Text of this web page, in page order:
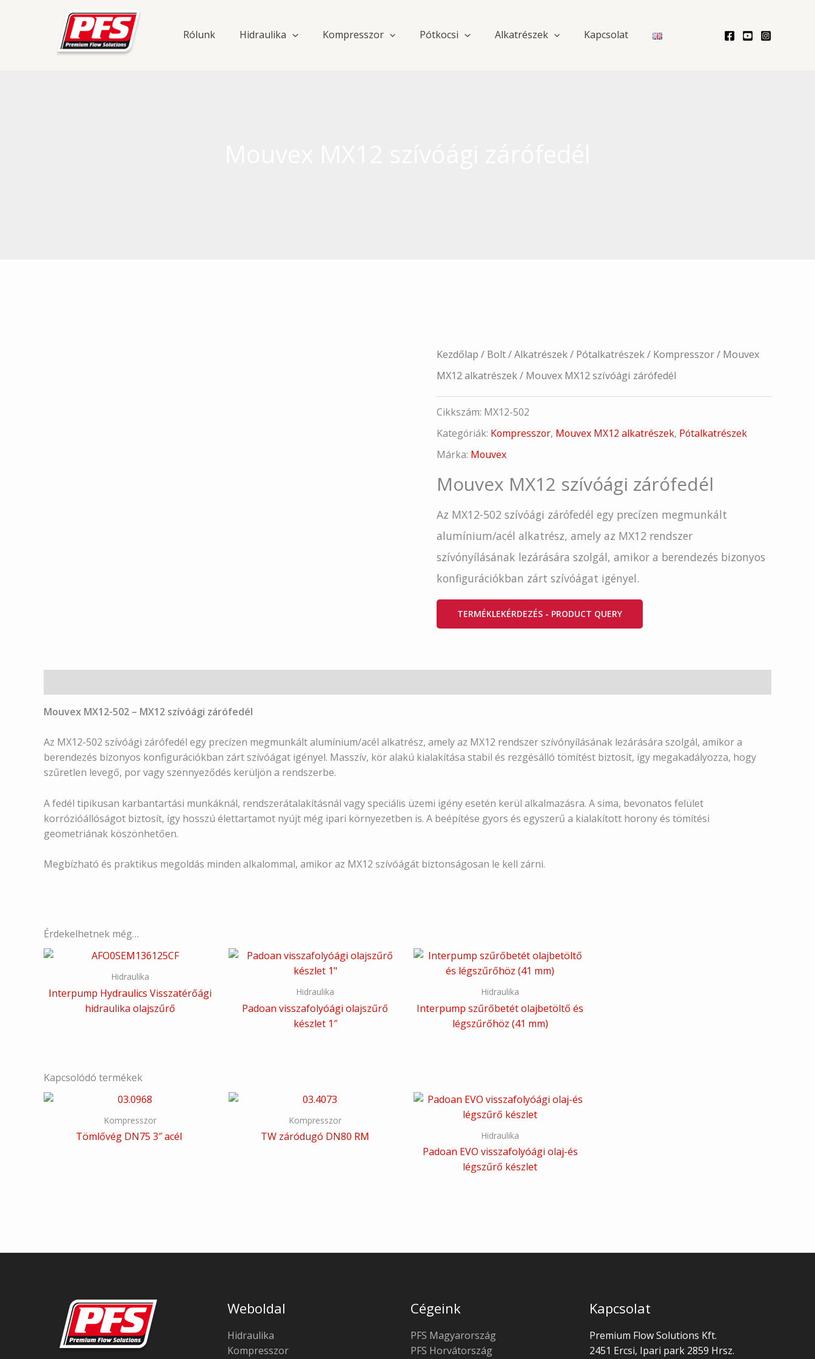
Rólunk Hidraulika Kompresszor Pótkocsi Alkatrészek Kapcsolat
Kezdőlap / Bolt/Alkatrészek/ Pótalkatrészek/ Kompresszor/ Mouvex
MX12 alkatrészek/ Mouvex MX12 szívóági zárófedél
Cikkszám: MX12-502
Kategóriák: Kompresszor, Mouvex MX12 alkatrészek, Pótalkatrészek
Márka: Mouvex
Mouvex MX12 szívóági zárófedél
Az MX12-502 szívóági zárófedél egy precízen megmunkált
alumínium/acél alkatrész, amely az MX12 rendszer
szívónyílásának lezárására szolgál, amikor a berendezés bizonyos
konfigurációkban zárt szívóágat igényel.
TERMÉKLEKÉRDEZÉS - PRODUCT QUERY
Mouvex MX12-502 – MX12 szívóági zárófedél
Az MX12-502 szívóági zárófedél egy precízen megmunkált alumínium/acél alkatrész, amely az MX12 rendszer szívónyílásának lezárására szolgál, amikor a
berendezés bizonyos konfigurációkban zárt szívóágat igényel. Masszív, kör alakú kialakítása stabil és rezgésálló tömítést biztosít, így megakadályozza, hogy
szűretlen levegő, por vagy szennyeződés kerüljön a rendszerbe.
A fedél tipikusan karbantartási munkáknál, rendszerátalakításnál vagy speciális üzemi igény esetén kerül alkalmazásra. A sima, bevonatos felület
korrózióállóságot biztosít, így hosszú élettartamot nyújt még ipari környezetben is. A beépítése gyors és egyszerű a kialakított horony és tömítési
geometriának köszönhetően.
Megbízható és praktikus megoldás minden alkalommal, amikor az MX12 szívóágát biztonságosan le kell zárni.
Érdekelhetnek még…
Hidraulika
Interpump Hydraulics Visszatérőági
hidraulika olajszűrő
Hidraulika
Padoan visszafolyóági olajszűrő
készlet 1″
Hidraulika
Interpump szűrőbetét olajbetöltő és
légszűrőhöz (41 mm)
Kapcsolódó termékek
Kompresszor
Tömlővég DN75 3″ acél
Kompresszor
TW záródugó DN80 RM Hidraulika
Padoan EVO visszafolyóági olaj-és
légszűrő készlet
Weboldal
Hidraulika
Kompresszor
Cégeink
PFS Magyarország
PFS Horvátország
Kapcsolat
Premium Flow Solutions Kft.
2451 Ercsi, Ipari park 2859 Hrsz.